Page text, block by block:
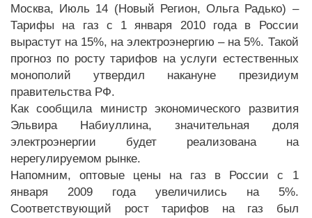
Москва, Июль 14 (Новый Регион, Ольга Радько) –
Тарифы на газ с 1 января 2010 года в России
вырастут на 15%, на электроэнергию – на 5%. Такой
прогноз по росту тарифов на услуги естественных
монополий утвердил накануне президиум
правительства РФ.
Как сообщила министр экономического развития
Эльвира Набиуллина, значительная доля
электроэнергии будет реализована на
нерегулируемом рынке.
Напомним, оптовые цены на газ в России с 1
января 2009 года увеличились на 5%.
Соответствующий рост тарифов на газ был